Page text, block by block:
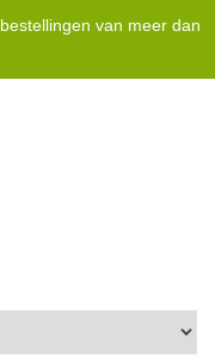
elke prijs!
van meer dan